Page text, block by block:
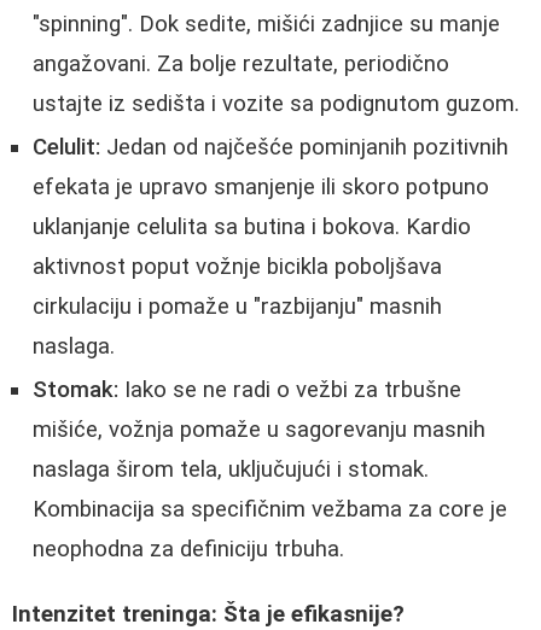
"spinning". Dok sedite, mišići zadnjice su manje
angažovani. Za bolje rezultate, periodično
ustajte iz sedišta i vozite sa podignutom guzom.
Celulit: Jedan od najčešće pominjanih pozitivnih
efekata je upravo smanjenje ili skoro potpuno
uklanjanje celulita sa butina i bokova. Kardio
aktivnost poput vožnje bicikla poboljšava
cirkulaciju i pomaže u "razbijanju" masnih
naslaga.
Stomak: Iako se ne radi o vežbi za trbušne
mišiće, vožnja pomaže u sagorevanju masnih
naslaga širom tela, uključujući i stomak.
Kombinacija sa specifičnim vežbama za core je
neophodna za definiciju trbuha.
Intenzitet treninga: Šta je efikasnije?